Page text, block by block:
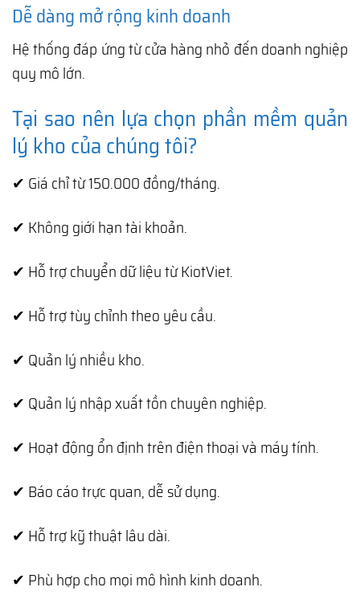
Dễ dàng mở rộng kinh doanh
Hệ thống đáp ứng từ cửa hàng nhỏ đến doanh nghiệp
quy mô lớn.
Tại sao nên lựa chọn phần mềm quản
lý kho của chúng tôi?
✔ Giá chỉ từ 150.000 đồng/tháng.
✔ Không giới hạn tài khoản.
✔ Hỗ trợ chuyển dữ liệu từ KiotViet.
✔ Hỗ trợ tùy chỉnh theo yêu cầu.
✔ Quản lý nhiều kho.
✔ Quản lý nhập xuất tồn chuyên nghiệp.
✔ Hoạt động ổn định trên điện thoại và máy tính.
✔ Báo cáo trực quan, dễ sử dụng.
✔ Hỗ trợ kỹ thuật lâu dài.
✔ Phù hợp cho mọi mô hình kinh doanh.